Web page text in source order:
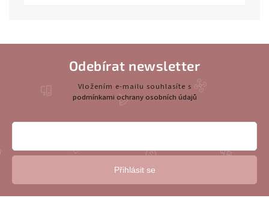
Odebírat newsletter
Vložením e-mailu souhlasíte s
podmínkami ochrany osobních údajů
Přihlásit se